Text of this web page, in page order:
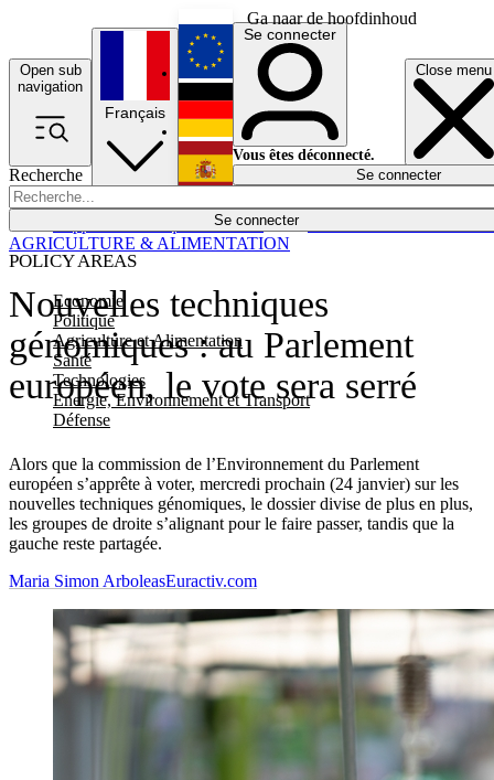
Ga naar de hoofdinhoud
Open sub
navigation
Close menu
Recherche
Se connecter
POLICY AREAS
Economie
Politique
Agriculture et Alimentation
Santé
Technologies
Energie, Environnement et Transport
Défense
Économie
Français
English
Deutsch
Español
Se connecter
Vous êtes déconnecté.
Se connecter
Nouvelles techniques
génomiques : au Parlement
européen, le vote sera serré
Alors que la commission de l’Environnement du Parlement
européen s’apprête à voter, mercredi prochain (24 janvier) sur les
nouvelles techniques génomiques, le dossier divise de plus en plus,
les groupes de droite s’alignant pour le faire passer, tandis que la
gauche reste partagée.
AGRICULTURE & ALIMENTATION
Maria Simon ArboleasEuractiv.com